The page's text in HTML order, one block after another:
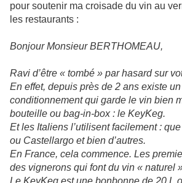
pour soutenir ma croisade du vin au
les restaurants :
Bonjour Monsieur BERTHOMEAU,
Ravi d’être « tombé » par hasard sur
En effet, depuis près de 2 ans existe
conditionnement qui garde le vin bien
bouteille ou bag-in-box : le KeyKeg.
Et les Italiens l’utilisent facilement :
ou Castellargo et bien d’autres.
En France, cela commence. Les
des vignerons qui font du vin « naturel